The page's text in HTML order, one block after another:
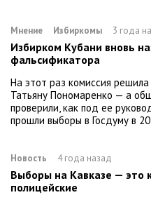
Мнение Избиркомы 3 года
Избирком Кубани вновь
фальсификатора
На этот раз комиссия
Татьяну Пономаренко — а
проверили, как под ее
прошли выборы в Госдуму в
Новость 4 года назад
Выборы на Кавказе — это
полицейские